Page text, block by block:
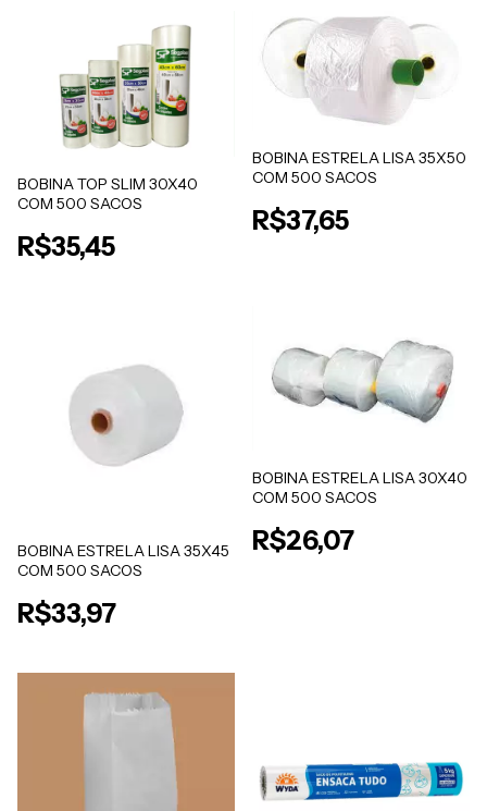
BOBINA TOP SLIM 30X40
COM 500 SACOS
R$35,45
BOBINA ESTRELA LISA 35X50
COM 500 SACOS
R$37,65
BOBINA ESTRELA LISA 35X45
COM 500 SACOS
R$33,97
BOBINA ESTRELA LISA 30X40
COM 500 SACOS
R$26,07